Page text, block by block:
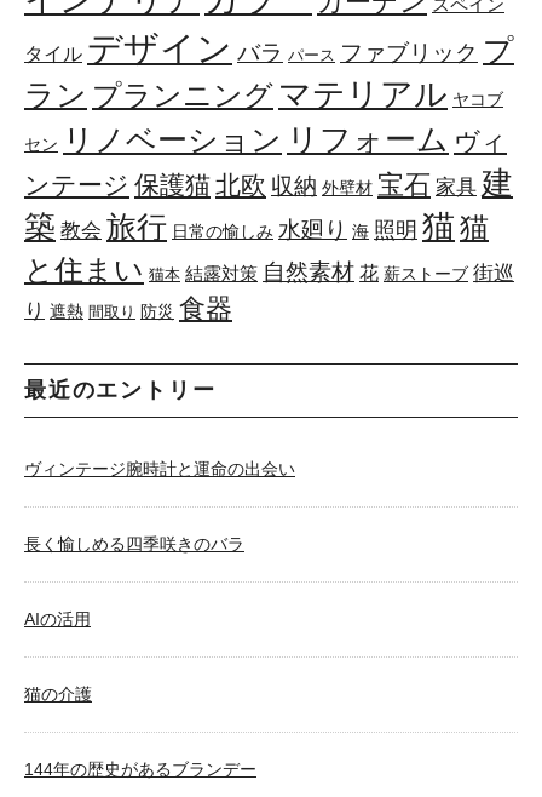
スペイン
タイル デザイン バラ パース ファブリック プ
ラン プランニング マテリアル ヤコブ
セン リノベーション リフォーム ヴィ
ンテージ 保護猫北欧 収納 外壁材 宝石 家具 建
築 教会 旅行 日常の愉しみ 水廻り 海 照明 猫猫
と住まい 猫本 結露対策 自然素材 花 薪ストーブ 街巡
り 遮熱 間取り 防災 食器
最近のエントリー
ヴィンテージ腕時計と運命の出会い
長く愉しめる四季咲きのバラ
AIの活用
猫の介護
144年の歴史があるブランデー